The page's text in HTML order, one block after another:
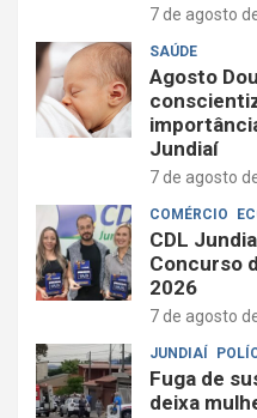
7 de agosto
SAÚDE
Agosto
Jundiaí
7 de agosto
COMÉRCIO
CDL
Concurso
2026
7 de agosto
JUNDIAÍ
Fuga de
deixa